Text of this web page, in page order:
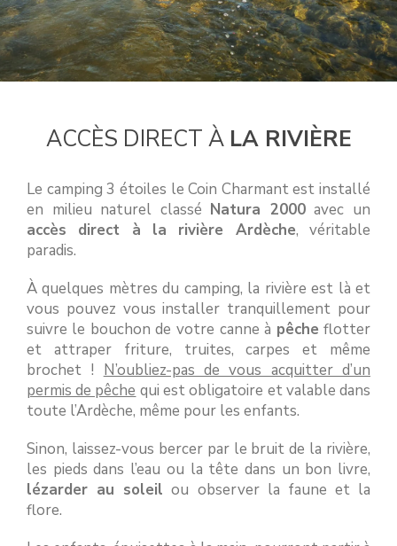
ACCÈS DIRECT À LA RIVIÈRE
Le camping 3 étoiles le Coin Charmant est installé
en milieu naturel classé Natura 2000avec un
accès direct à la rivière Ardèche, véritable
paradis.
À quelques mètres du camping, la rivière est là et
vous pouvez vous installer tranquillement pour
suivre le bouchon de votre canne à pêche flotter
et attraper friture, truites, carpes et même
brochet ! N’oubliez-pas de vous acquitter d’un
permis de pêche qui est obligatoire et valable dans
toute l’Ardèche, même pour les enfants.
Sinon, laissez-vous bercer par le bruit de la rivière,
les pieds dans l’eau ou la tête dans un bon livre,
lézarder au soleil ou observer la faune et la
flore.